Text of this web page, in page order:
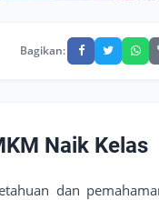
Bagikan:
Naik Kelas
dan